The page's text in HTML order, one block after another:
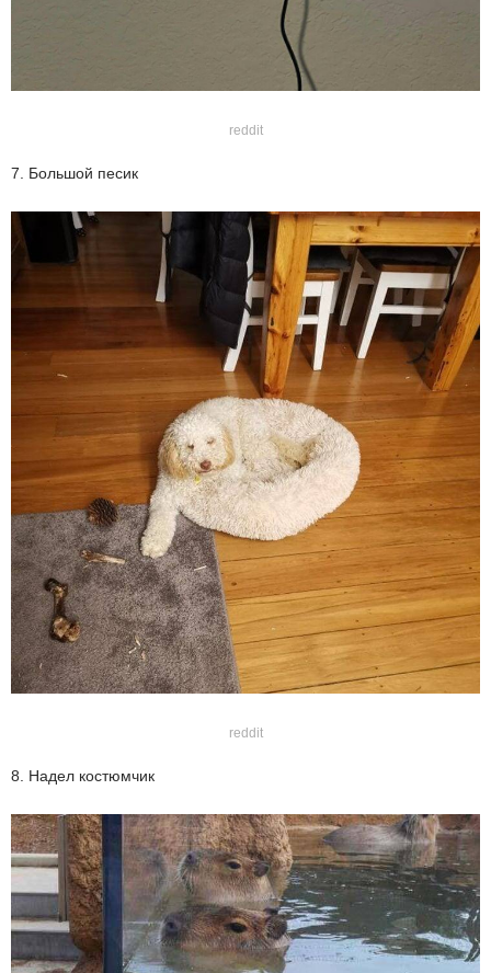
reddit
7. Большой песик
reddit
8. Надел костюмчик